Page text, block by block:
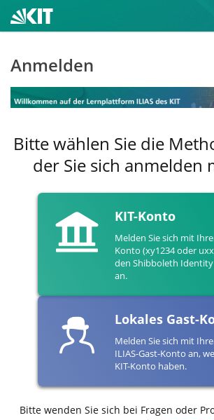
Anmelden
Bitte wählen Sie die
der Sie sich anmelden
KIT-Konto
Melden Sie sich mit
Konto (xy1234 oder
den Shibboleth
an.
Lokales Gast-
Melden Sie sich mit
ILIAS-Gast-Konto an,
KIT-Konto haben.
Bitte wenden Sie sich bei Fragen oder